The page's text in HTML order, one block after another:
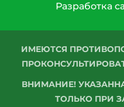
Разработка
ИМЕЮТСЯ
ВНИМАНИЕ!
ТОЛЬКО ПРИ